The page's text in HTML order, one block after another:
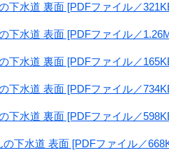
下水道 裏面 [PDFファイル／
下水道 表面 [PDFファイル／
下水道 裏面 [PDFファイル／
下水道 表面 [PDFファイル／
下水道 裏面 [PDFファイル／
下水道 表面 [PDFファイル／